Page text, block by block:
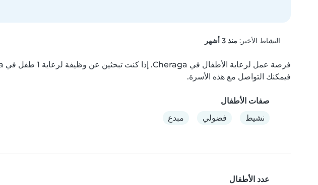
النشاط الأخير: منذ 3 أشهر
فيمكنك التواصل مع هذه الأسرة.
صفات الأطفال
نشيط
فضولي مبدع
عدد الأطفال